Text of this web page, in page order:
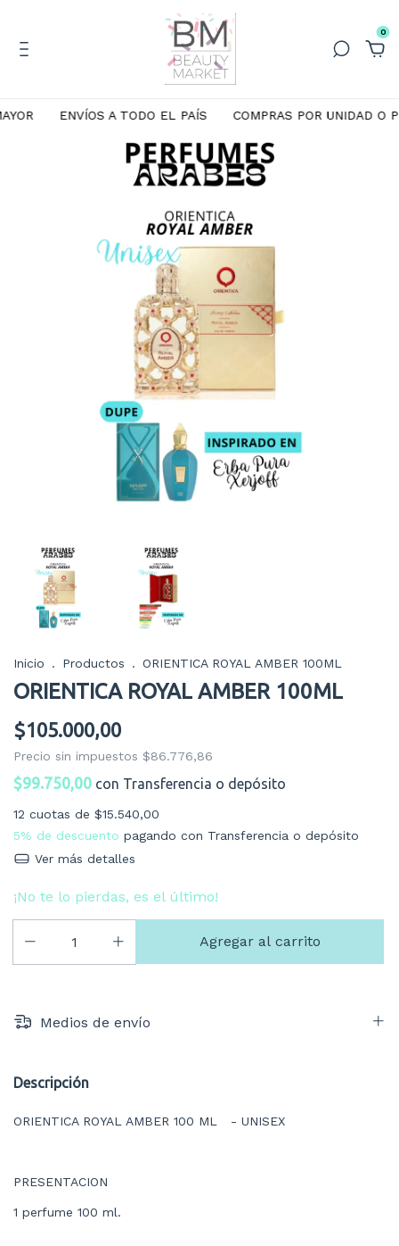
0
ENVÍOS A TODO EL PAÍS COMPRAS POR UNIDAD O
Inicio . Productos . ORIENTICA ROYAL AMBER 100ML
ORIENTICA ROYAL AMBER 100ML
$105.000,00
Precio sin impuestos $86.776,86
$99.750,00 con Transferencia o depósito
12 cuotas de $15.540,00
5% de descuento pagando con Transferencia o depósito
Ver más detalles
¡No te lo pierdas, es el último!
Medios de envío
Descripción
ORIENTICA ROYAL AMBER 100 ML - UNISEX
PRESENTACION
1 perfume 100 ml.